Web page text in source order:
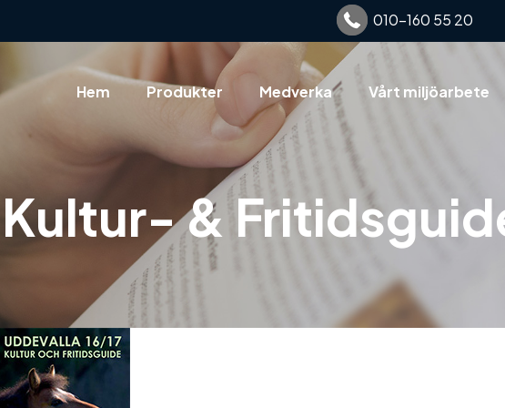
010-160 55 20
Hem Produkter Medverka Vårt miljöarbete
&